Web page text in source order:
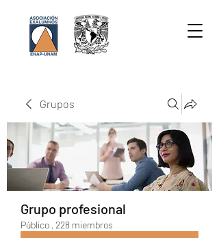
Grupos
Grupo profesional
Público · 228 miembros